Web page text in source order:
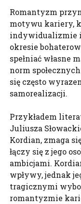
Romantyzm
motywu kariery,
indywidualizmie
okresie
spełniać własne
norm
się często
samorealizacji.
Przykładem
Juliusza
Kordian, zmaga
łączy się z jego
ambicjami.
wpływy, jednak
tragicznymi
romantyzmie